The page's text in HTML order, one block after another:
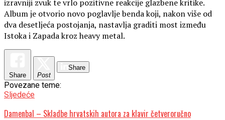
izravniji zvuk te vrlo pozitivne reakcije glazbene kritike.
Album je otvorio novo poglavlje benda koji, nakon više od
dva desetljeća postojanja, nastavlja graditi most između
Istoka i Zapada kroz heavy metal.
Share Post
Share
Povezane teme:
Sljedeće
Damenbal – Skladbe hrvatskih autora za klavir četveroručno